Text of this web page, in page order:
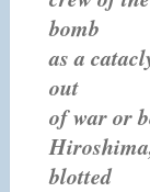
bomb
as a
out
of war or
blotted